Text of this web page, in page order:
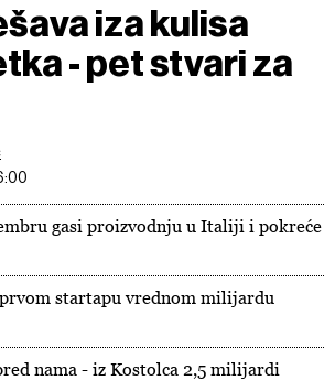
iza kulisa
- pet stvari za
gasi proizvodnju u Italiji i pokreće
startapu vrednom milijardu
nama - iz Kostolca 2,5 milijardi